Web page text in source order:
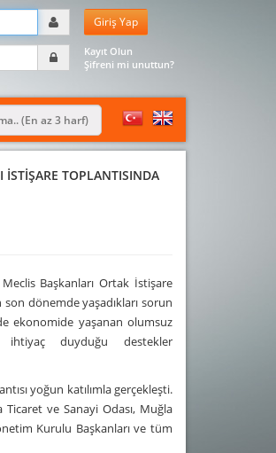
Kayıt Olun
Şifreni mi unuttun?
İSTİŞARE TOPLANTISINDA
Başkanları Ortak İstişare
dönemde yaşadıkları sorun
ekonomide yaşanan olumsuz
ihtiyaç duyduğu destekler
yoğun katılımla gerçekleşti.
ve Sanayi Odası, Muğla
Kurulu Başkanları ve tüm